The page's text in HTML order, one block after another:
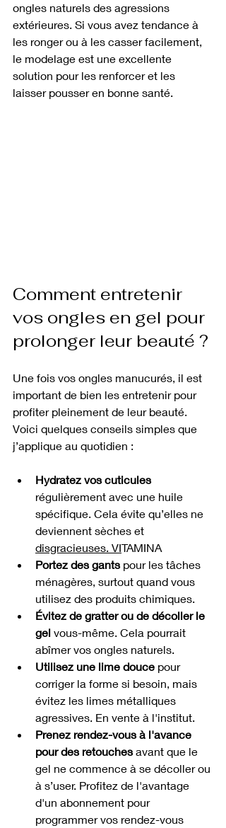
ongles naturels des agressions
extérieures. Si vous avez tendance à
les ronger ou à les casser facilement,
le modelage est une excellente
solution pour les renforcer et les
laisser pousser en bonne santé.
Comment entretenir
vos ongles en gel pour
prolonger leur beauté ?
Une fois vos ongles manucurés, il est
important de bien les entretenir pour
profiter pleinement de leur beauté.
Voici quelques conseils simples que
j’applique au quotidien :
Hydratez vos cuticules
régulièrement avec une huile
spécifique. Cela évite qu’elles ne
deviennent sèches et
disgracieuses. VITAMINA
Portez des gants pour les tâches
ménagères, surtout quand vous
utilisez des produits chimiques.
Évitez de gratter ou de décoller le
gel vous-même. Cela pourrait
abîmer vos ongles naturels.
Utilisez une lime douce pour
corriger la forme si besoin, mais
évitez les limes métalliques
agressives. En vente à l'institut.
Prenez rendez-vous à l'avance
pour des retouches avant que le
gel ne commence à se décoller ou
à s’user. Profitez de l'avantage
d'un abonnement pour
programmer vos rendez-vous